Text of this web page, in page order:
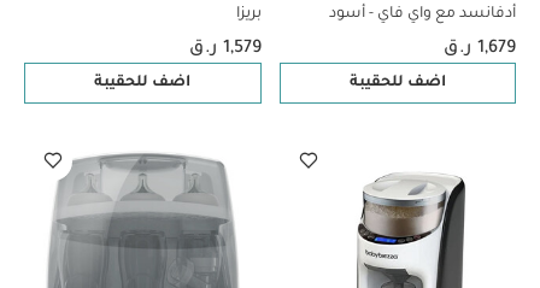
أدفانسد مع واي فاي - أسود
1,679 ر.ق
اضف للحقيبة
بريزا
1,579 ر.ق
اضف للحقيبة